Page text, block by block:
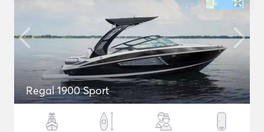
Regal 1900 Sport